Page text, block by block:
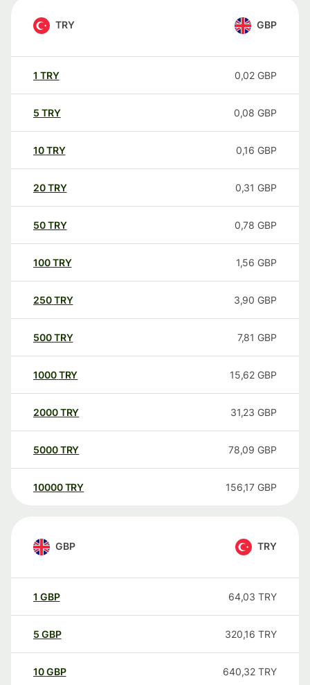
TRY GBP
1 TRY 0,02 GBP
5 TRY 0,08 GBP
10TRY 0,16 GBP
20TRY 0,31 GBP
50TRY 0,78 GBP
100TRY 1,56 GBP
250TRY 3,90 GBP
500TRY 7,81 GBP
1000TRY 15,62 GBP
2000TRY 31,23 GBP
5000TRY 78,09 GBP
10000 TRY 156,17 GBP
GBP TRY
1 GBP 64,03 TRY
5 GBP 320,16 TRY
10GBP 640,32 TRY